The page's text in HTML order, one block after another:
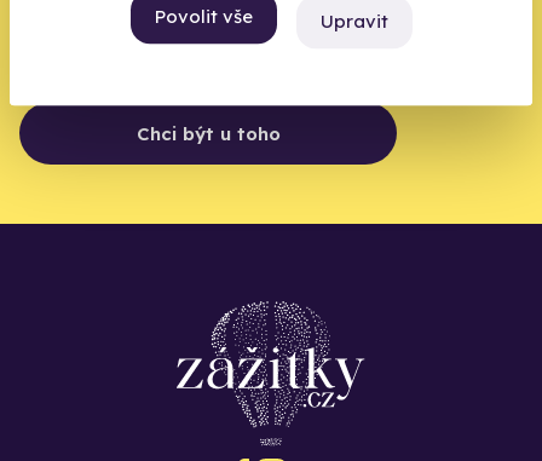
Povolit vše Upravit
Chci být u toho